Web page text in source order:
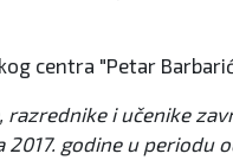
centra "Petar
i učenike
godine u periodu